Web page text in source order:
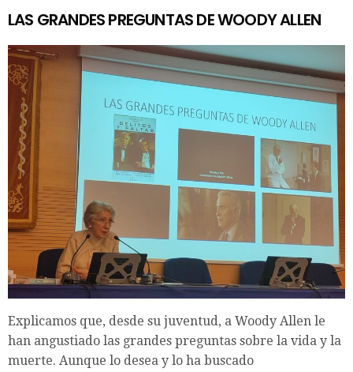
LAS GRANDES PREGUNTAS DE WOODY ALLEN
Explicamos que, desde su juventud, a Woody Allen le
han angustiado las grandes preguntas sobre la vida y la
muerte. Aunque lo desea y lo ha buscado